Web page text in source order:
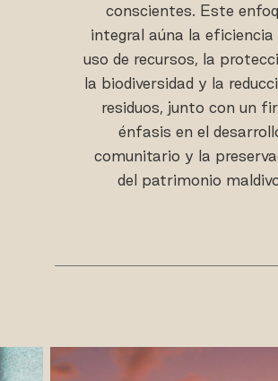
conscientes. Este
integral aúna la eficiencia
uso de recursos, la
la biodiversidad y la
residuos, junto con un
énfasis en el
comunitario y la
del patrimonio